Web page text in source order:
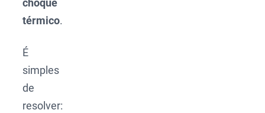
choque
térmico.
É
simples
de
resolver: